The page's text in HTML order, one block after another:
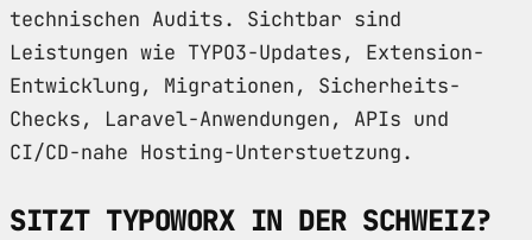
technischen Audits. Sichtbar sind
Leistungen wie TYPO3-Updates, Extension-
Entwicklung, Migrationen, Sicherheits-
Checks, Laravel-Anwendungen, APIs und
CI/CD-nahe Hosting-Unterstuetzung.
SITZT TYPOWORX IN DER SCHWEIZ?